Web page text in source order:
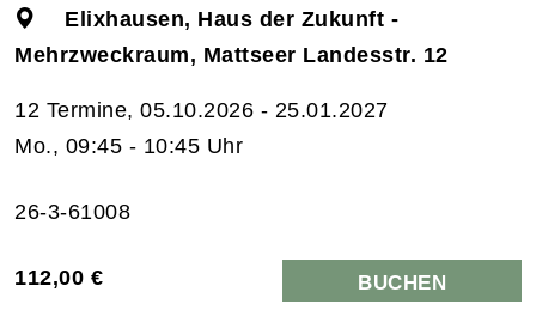
Elixhausen, Haus der Zukunft -
Mehrzweckraum, Mattseer Landesstr. 12
12 Termine, 05.10.2026 - 25.01.2027
Mo., 09:45 - 10:45 Uhr
26-3-61008
112,00 € BUCHEN